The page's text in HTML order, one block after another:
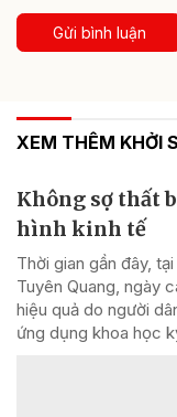
Gửi bình luận
XEM THÊM KHỞI
Không sợ thất
hình kinh tế
Thời gian gần đây,
Tuyên Quang, ngày
hiệu quả do người
ứng dụng khoa học